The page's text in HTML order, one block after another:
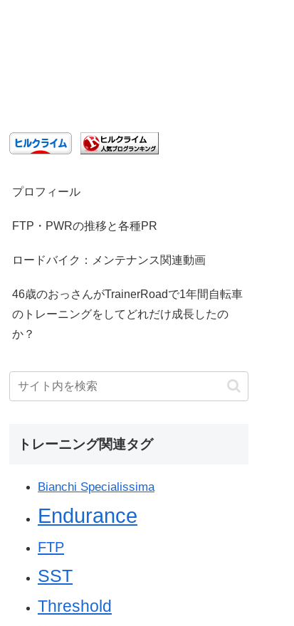
プロフィール
FTP・PWRの推移と各種PR
ロードバイク：メンテナンス関連動画
46歳のおっさんがTrainerRoadで1年間自転車
のトレーニングをしてどれだけ成長したの
か？
トレーニング関連タグ
Bianchi Specialissima
Endurance
FTP
SST
Threshold